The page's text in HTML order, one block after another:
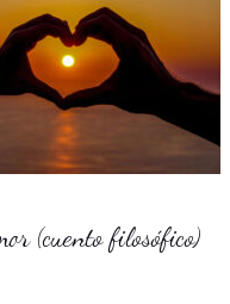
(cuento filosófico)